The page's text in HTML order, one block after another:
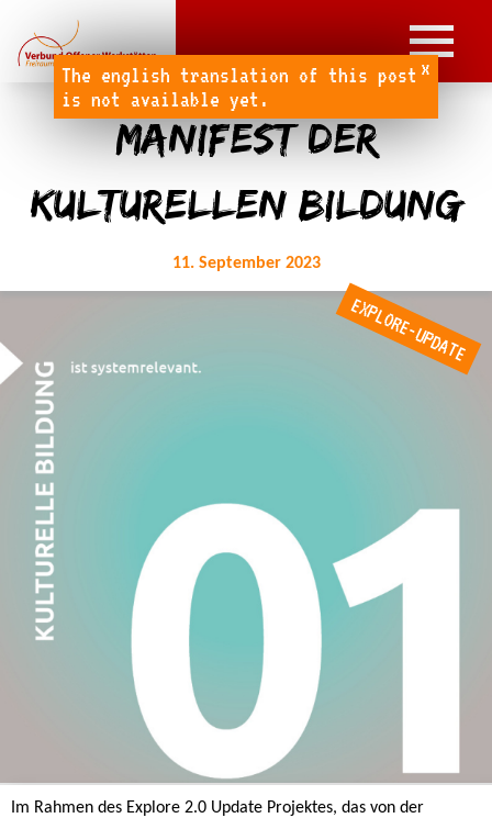
The english translation of this post
is not available yet.
x
Manifest der
kulturellen Bildung
11. September 2023
EXPLORE-UPDATE
Im Rahmen des Explore 2.0 Update Projektes, das von der